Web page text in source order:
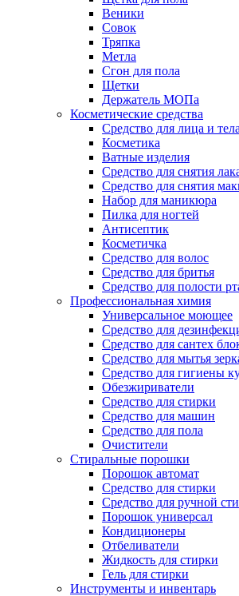
Веники
Совок
Тряпка
Метла
Сгон для пола
Щетки
Держатель МОПа
Косметические средства
Средство для лица и тела
Косметика
Ватные изделия
Средство для снятия
Средство для снятия
Набор для маникюра
Пилка для ногтей
Антисептик
Косметичка
Средство для волос
Средство для бритья
Средство для полости
Профессиональная химия
Универсальное моющее
Средство для
Средство для сантех
Средство для мытья
Средство для гигиены
Обезжириватели
Средство для стирки
Средство для машин
Средство для пола
Очистители
Стиральные порошки
Порошок автомат
Средство для стирки
Средство для ручной
Порошок универсал
Кондиционеры
Отбеливатели
Жидкость для стирки
Гель для стирки
Инструменты и инвентарь